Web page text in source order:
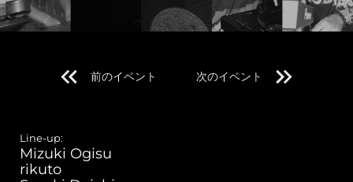
写真付き身分証明証をお持ち下さい。
前のイベント 次のイベント
Line-up:
Mizuki Ogisu
rikuto